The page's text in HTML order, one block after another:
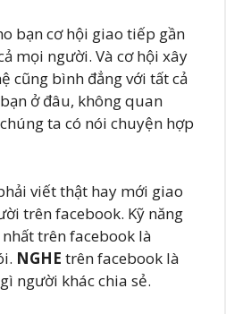
bạn cơ hội giao tiếp gần
mọi người. Và cơ hội xây
cũng bình đẳng với tất cả
ở đâu, không quan
ta có nói chuyện hợp
viết thật hay mới giao
trên facebook. Kỹ năng
trên facebook là
NGHE trên facebook là
người khác chia sẻ.